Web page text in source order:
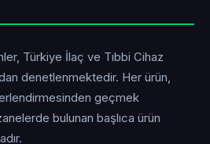
Türkiye İlaç ve Tıbbi Cihaz
denetlenmektedir. Her ürün,
geçmek
bulunan başlıca ürün